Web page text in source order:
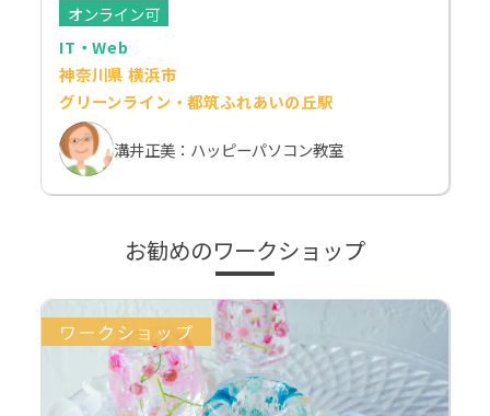
オンライン可
IT・Web
神奈川県 横浜市
グリーンライン・都筑ふれあいの丘駅
溝井正美：ハッピーパソコン教室
お勧めのワークショップ
ワークショップ